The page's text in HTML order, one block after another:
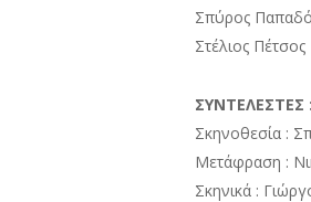
Σπύρος
Στέλιος Πέτσος
ΣΥΝΤΕΛΕΣΤΕΣ :
Σκηνοθεσία :
Μετάφραση :
Σκηνικά :